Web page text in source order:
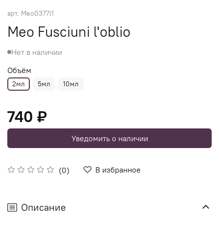
арт. Meо0377l1
Meo Fusciuni l'oblio
(0) В избранное
Нет в наличии
Объём
2мл 5мл 10мл
740 ₽
Уведомить о наличии
Описание